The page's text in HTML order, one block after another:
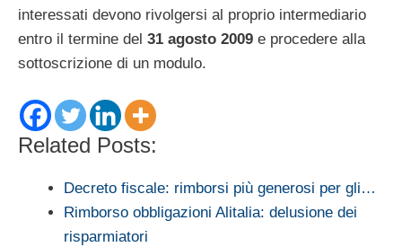
interessati devono rivolgersi al proprio intermediario
entro il termine del 31 agosto 2009 e procedere alla
sottoscrizione di un modulo.
Related Posts:
Decreto fiscale: rimborsi più generosi per gli…
Rimborso obbligazioni Alitalia: delusione dei
risparmiatori